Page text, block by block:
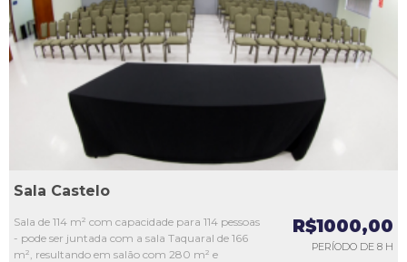
L2
L3
L4
Sala Castelo
Sala de 114 m² com capacidade para 114 pessoas
- pode ser juntada com a sala Taquaral de 166
m², resultando em salão com 280 m² e
R$1000,00
PERÍODO DE 8 H